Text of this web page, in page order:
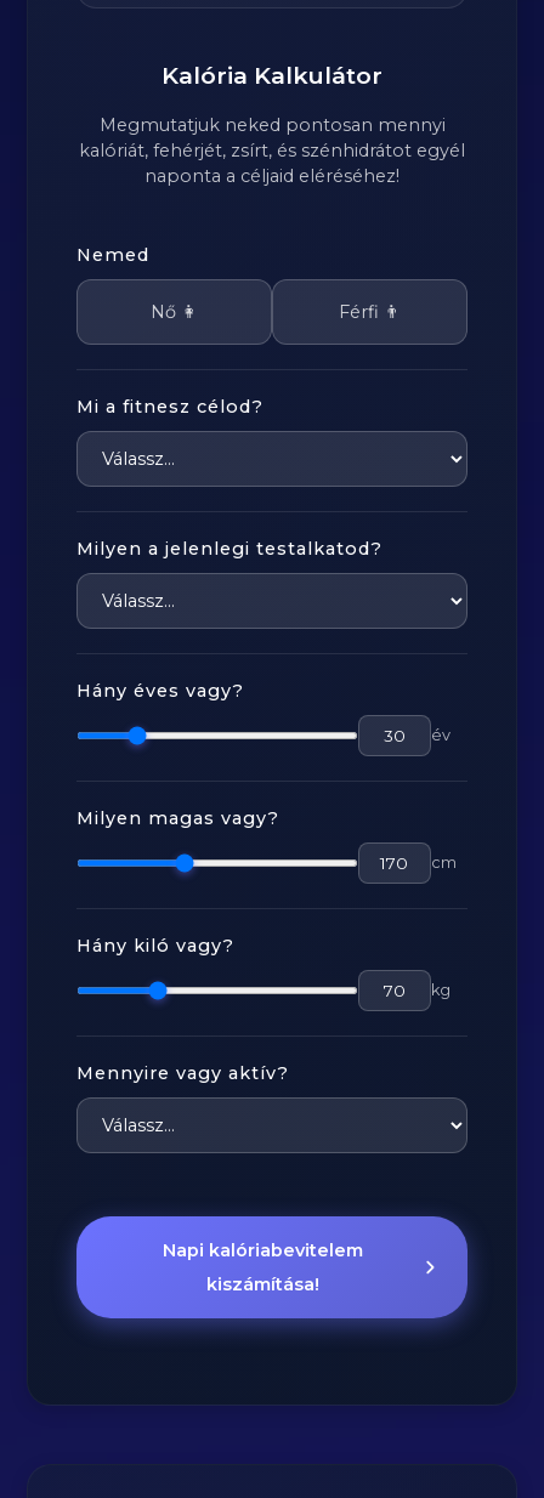
Kalória Kalkulátor
Megmutatjuk neked pontosan mennyi
kalóriát, fehérjét, zsírt, és szénhidrátot egyél
naponta a céljaid eléréséhez!
Nemed
Nő 👩 Férfi 👨
Mi a fitnesz célod?
Milyen a jelenlegi testalkatod?
Hány éves vagy?
év
Milyen magas vagy?
cm
Hány kiló vagy?
kg
Mennyire vagy aktív?
Napi kalóriabevitelem
kiszámítása!